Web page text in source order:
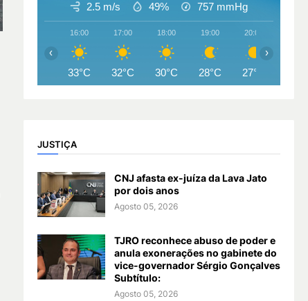
2.5 m/s 49% 757 mmHg
16:00
33°C
17:00
32°C
18:00
30°C
19:00
28°C
20:00
27°C
‹ ›
JUSTIÇA
CNJ afasta ex-juíza da Lava Jato
por dois anos
Agosto 05, 2026
TJRO reconhece abuso de poder e
anula exonerações no gabinete do
vice-governador Sérgio Gonçalves
Subtítulo:
Agosto 05, 2026